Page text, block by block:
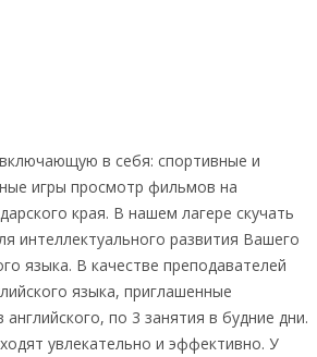
в себя: спортивные и
игры просмотр фильмов на
края. В нашем лагере скучать
интеллектуального развития Вашего
языка. В качестве преподавателей
языка, приглашенные
по 3 занятия в будние дни.
увлекательно и эффективно. У